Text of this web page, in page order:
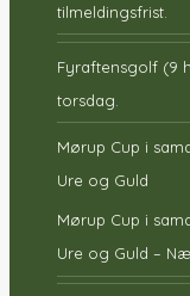
tilmeldingsfrist.
Fyraftensgolf (9
torsdag.
Mørup Cup i
Ure og Guld
Mørup Cup i
Ure og Guld –